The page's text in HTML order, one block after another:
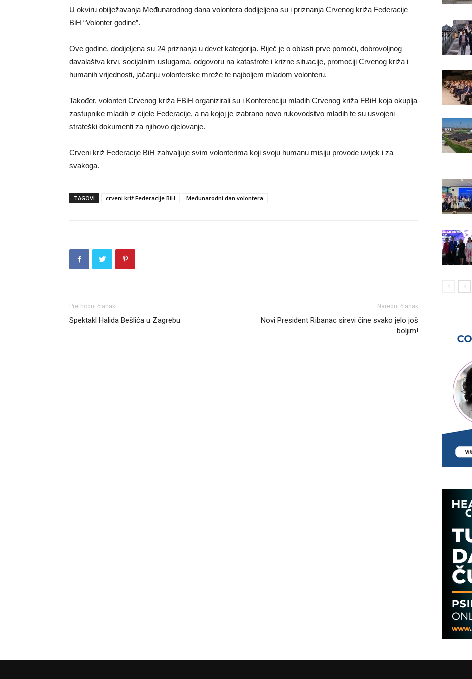
U okviru obilježavanja Međunarodnog dana volontera dodijeljena su i priznanja Crvenog križa Federacije
BiH “Volonter godine”.
Ove godine, dodijeljena su 24 priznanja u devet kategorija. Riječ je o oblasti prve pomoći, dobrovoljnog
davalaštva krvi, socijalnim uslugama, odgovoru na katastrofe i krizne situacije, promociji Crvenog križa i
humanih vrijednosti, jačanju volonterske mreže te najboljem mladom volonteru.
Također, volonteri Crvenog križa FBiH organizirali su i Konferenciju mladih Crvenog križa FBiH koja okuplja
zastupnike mladih iz cijele Federacije, a na kojoj je izabrano novo rukovodstvo mladih te su usvojeni
strateški dokumenti za njihovo djelovanje.
Crveni križ Federacije BiH zahvaljuje svim volonterima koji svoju humanu misiju provode uvijek i za
svakoga.
TAGOVI crveni križ Federacije BiH Međunarodni dan volontera
Prethodni članak
Spektakl Halida Bešlića u Zagrebu
Naredni članak
Novi President Ribanac sirevi čine svako jelo još
boljim!